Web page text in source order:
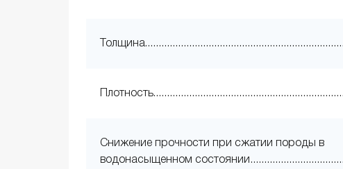
Толщина
Плотность
Снижение прочности при сжатии породы в
водонасыщенном состоянии